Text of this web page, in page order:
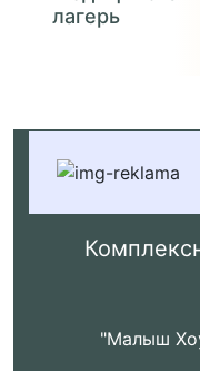
лагерь
"Малыш